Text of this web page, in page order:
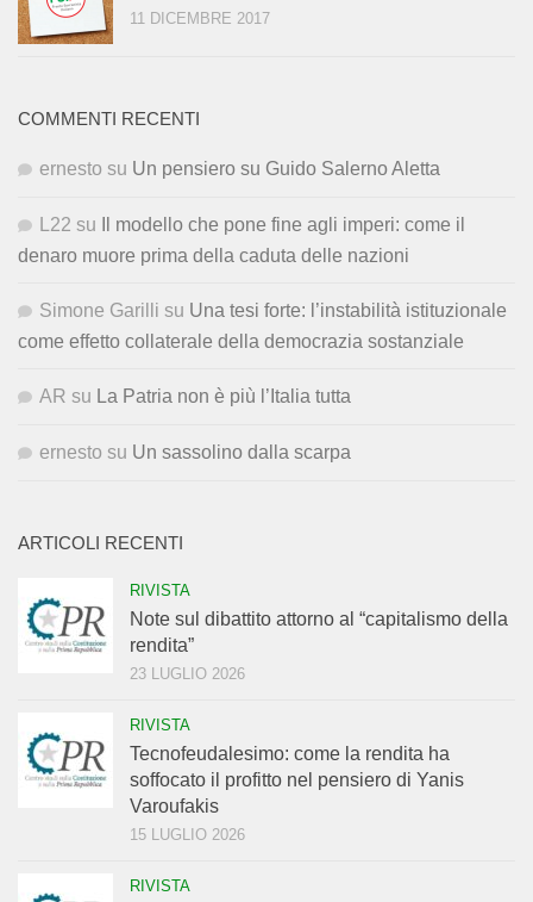
11 DICEMBRE 2017
COMMENTI RECENTI
ernesto su Un pensiero su Guido Salerno Aletta
L22 su
Il modello che pone fine agli imperi: come il
denaro muore prima della caduta delle nazioni
Simone Garilli su Una tesi forte: l’instabilità istituzionale
come effetto collaterale della democrazia sostanziale
AR su La Patria non è più l’Italia tutta
ernesto su Un sassolino dalla scarpa
ARTICOLI RECENTI
RIVISTA
Note sul dibattito attorno al “capitalismo della
rendita”
23 LUGLIO 2026
RIVISTA
Tecnofeudalesimo: come la rendita ha
soffocato il profitto nel pensiero di Yanis
Varoufakis
15 LUGLIO 2026
RIVISTA